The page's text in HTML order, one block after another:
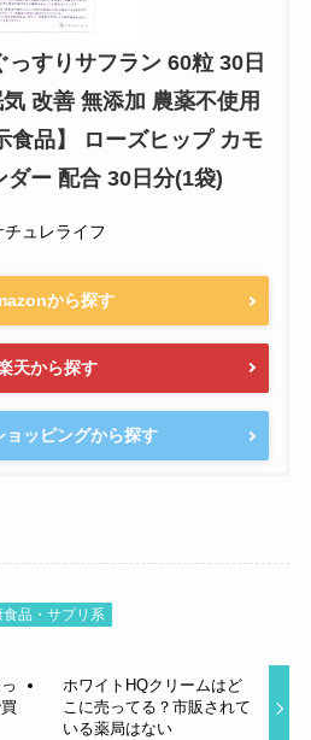
すりサフラン 60粒 30日
改善 無添加 農薬不使用
食品】 ローズヒップ カモ
ダー 配合 30日分(1袋)
チュレライフ
から探す
天から探す
ッピングから探す
食品・サプリ系
ホワイトHQクリームはど
こに売ってる？市販されて
いる薬局はない